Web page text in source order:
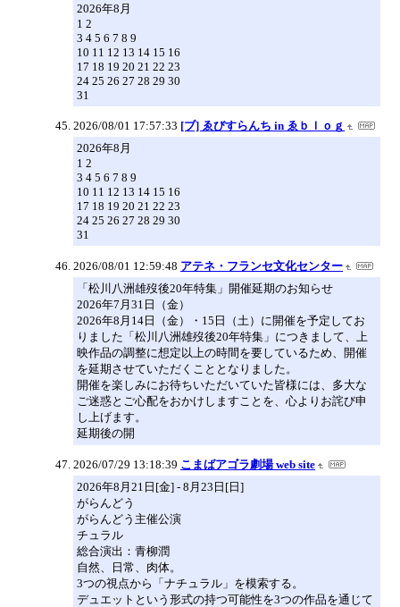
2026年8月
1 2
3 4 5 6 7 8 9
10 11 12 13 14 15 16
17 18 19 20 21 22 23
24 25 26 27 28 29 30
31
2026/08/01 17:57:33 [ブ] ゑびすらんち in ゑｂｌｏｇ
2026年8月
1 2
3 4 5 6 7 8 9
10 11 12 13 14 15 16
17 18 19 20 21 22 23
24 25 26 27 28 29 30
31
2026/08/01 12:59:48 アテネ・フランセ文化センター
「松川八洲雄歿後20年特集」開催延期のお知らせ
2026年7月31日（金）
2026年8月14日（金）・15日（土）に開催を予定してお
りました「松川八洲雄歿後20年特集」につきまして、上
映作品の調整に想定以上の時間を要しているため、開催
を延期させていただくこととなりました。
開催を楽しみにお待ちいただいていた皆様には、多大な
ご迷惑とご心配をおかけしますことを、心よりお詫び申
し上げます。
延期後の開
2026/07/29 13:18:39 こまばアゴラ劇場 web site
2026年8月21日[金] - 8月23日[日]
がらんどう
がらんどう主催公演
チュラル
総合演出：青柳潤
自然、日常、肉体。
3つの視点から「ナチュラル」を模索する。
デュエットという形式の持つ可能性を3つの作品を通じて